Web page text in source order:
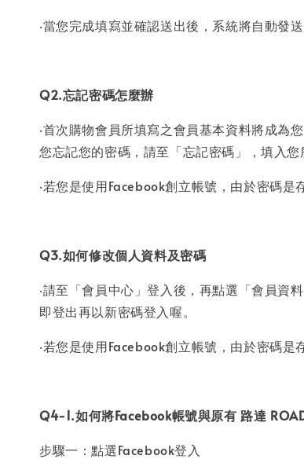
‧當您完成填寫並確認送出後，系統將自動發
Q2.忘記密碼怎麼辦
‧首次購物會員所填寫之會員基本資料將成為
您忘記您的密碼，請至「忘記密碼」，填入
‧若您是使用Facebook創立帳號，由於密碼
Q3.如何修改個人資料及密碼
‧請至「會員中心」登入後，再點選「會員資
即登出再以新密碼登入喔。
‧若您是使用Facebook創立帳號，由於密碼是
Q4-1.如何將Facebook帳號與原有 路達
步驟一：點選Facebook登入